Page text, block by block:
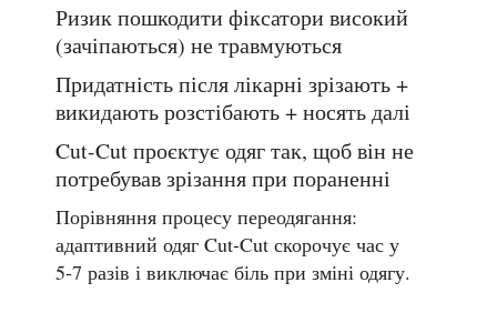
Ризик пошкодити фіксаторивисокий
(зачіпаються) не травмуються
Придатність після лікарні зрізають +
викидаютьрозстібають + носять далі
Cut-Cut проєктує одяг так, щоб він не
потребував зрізання при пораненні
Порівняння процесу переодягання:
адаптивний одяг Cut-Cut скорочує час у
5-7 разів і виключає біль при зміні одягу.